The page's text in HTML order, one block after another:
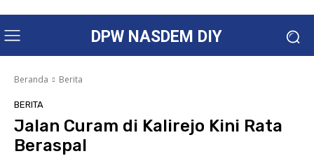
DPW NASDEM DIY
Beranda Berita
BERITA
Jalan Curam di Kalirejo Kini Rata
Beraspal